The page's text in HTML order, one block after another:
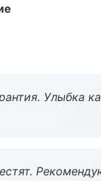
Улыбка